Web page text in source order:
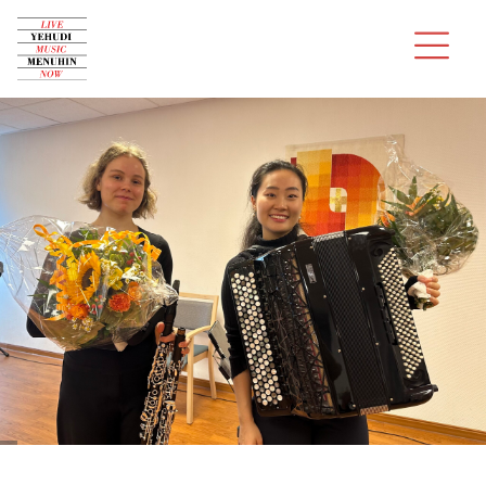
Über uns
Audition
Musiker
Spenden
Kontakt